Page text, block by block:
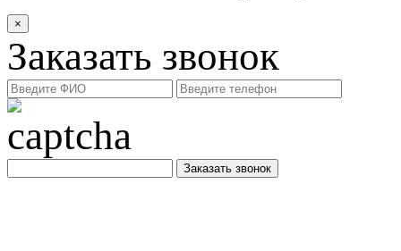
×
Заказать звонок
Заказать звонок